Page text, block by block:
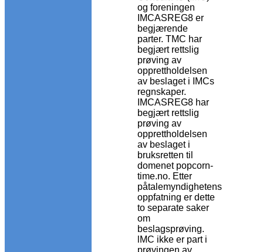
og foreningen
IMCASREG8 er
begjærende
parter. TMC har
begjært rettslig
prøving av
opprettholdelsen
av beslaget i IMCs
regnskaper.
IMCASREG8 har
begjært rettslig
prøving av
opprettholdelsen
av beslaget i
bruksretten til
domenet popcorn-
time.no. Etter
påtalemyndighetens
oppfatning er dette
to separate saker
om
beslagsprøving.
lMC ikke er part i